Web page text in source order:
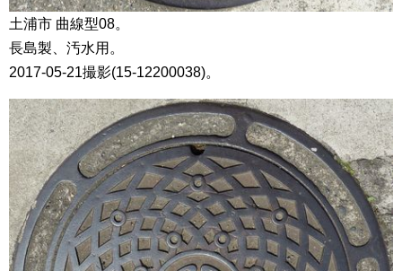
土浦市 曲線型08。
長島製、汚水用。
2017-05-21撮影(15-12200038)。